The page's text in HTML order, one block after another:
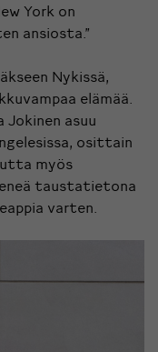
York on
ansiosta.”
Nykissä,
elämää.
asuu
osittain
myös
taustatietona
varten.